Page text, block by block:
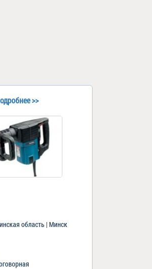
>>
область | Минск